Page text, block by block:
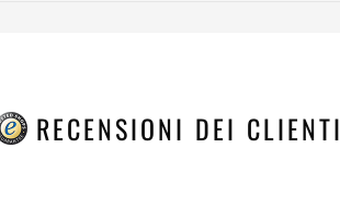
RECENSIONI DEI CLIENTI